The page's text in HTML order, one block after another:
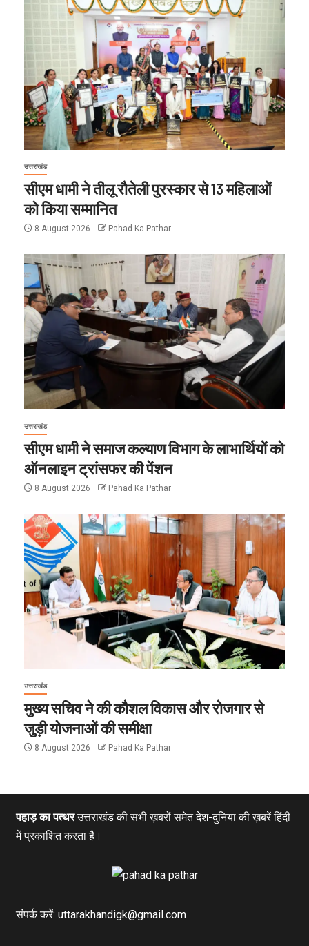
उत्तराखंड
सीएम धामी ने तीलू रौतेली पुरस्कार से 13 महिलाओं
को किया सम्मानित
8 August 2026 Pahad Ka Pathar
उत्तराखंड
सीएम धामी ने समाज कल्याण विभाग के लाभार्थियों को
ऑनलाइन ट्रांसफर की पेंशन
8 August 2026 Pahad Ka Pathar
उत्तराखंड
मुख्य सचिव ने की कौशल विकास और रोजगार से
जुड़ी योजनाओं की समीक्षा
8 August 2026 Pahad Ka Pathar
पहाड़ का पत्थरउत्तराखंड की सभी ख़बरों समेत देश-दुनिया की ख़बरें हिंदी
में प्रकाशित करता है।
संपर्क करें: uttarakhandigk@gmail.com